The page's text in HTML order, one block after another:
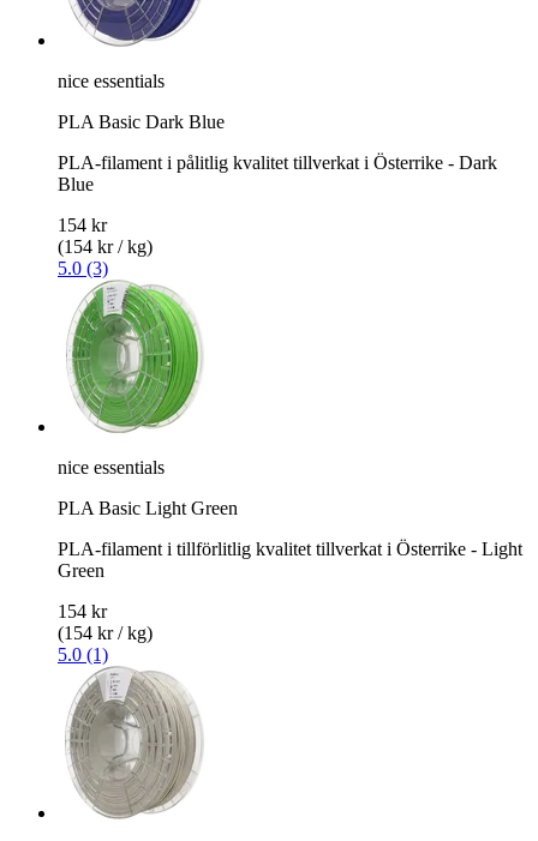
nice essentials
PLA Basic Dark Blue
PLA-filament i pålitlig kvalitet tillverkat i Österrike - Dark
Blue
154 kr
(154 kr / kg)
5.0 (3)
nice essentials
PLA Basic Light Green
PLA-filament i tillförlitlig kvalitet tillverkat i Österrike - Light
Green
154 kr
(154 kr / kg)
5.0 (1)